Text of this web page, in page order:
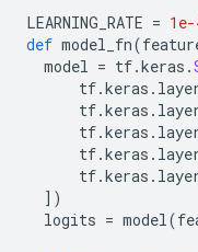
LEARNING_RATE =
def model_fn(
model = tf.keras .
tf.keras .
tf.keras .
tf.keras .
tf.keras .
tf.keras .
])
logits = model(